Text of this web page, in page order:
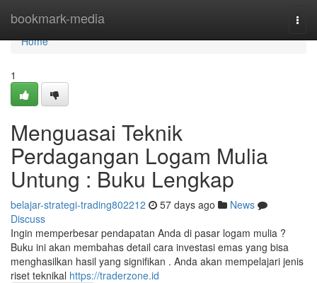
bookmark-media
Home
Home
1
Menguasai Teknik
Perdagangan Logam Mulia
Untung : Buku Lengkap
belajar-strategi-trading802212 57 days ago
News
Discuss
Ingin memperbesar pendapatan Anda di pasar logam mulia ?
Buku ini akan membahas detail cara investasi emas yang bisa
menghasilkan hasil yang signifikan . Anda akan mempelajari jenis
riset teknikal https://traderzone.id